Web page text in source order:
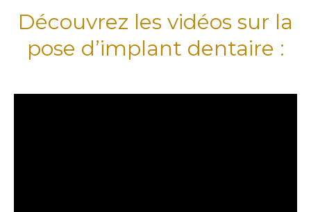
Découvrez les vidéos sur la
pose d’implant dentaire :